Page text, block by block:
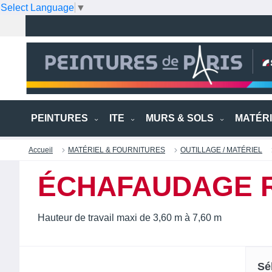
Select Language ▼
PEINTURES ITE MURS & SOLS
Accueil MATÉRIEL & FOURNITURES OUTILLAGE / MATÉRIEL
ÉCHAFAUDAGE
Hauteur de travail maxi de 3,60 m à 7,60 m